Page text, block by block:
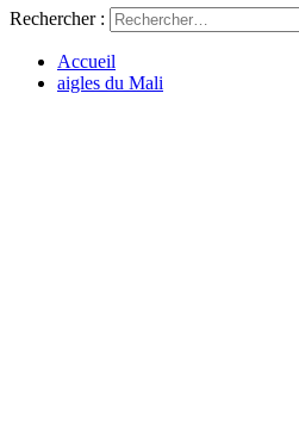
Rechercher :
Accueil
aigles du Mali